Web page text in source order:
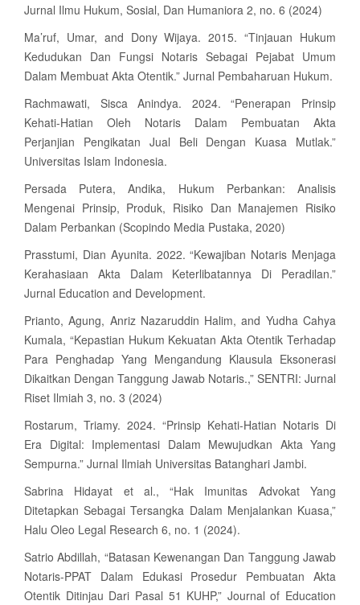
Jurnal Ilmu Hukum, Sosial, Dan Humaniora 2, no. 6 (2024)
Ma’ruf, Umar, and Dony Wijaya. 2015. “Tinjauan Hukum
Kedudukan Dan Fungsi Notaris Sebagai Pejabat Umum
Dalam Membuat Akta Otentik.” Jurnal Pembaharuan Hukum.
Rachmawati, Sisca Anindya. 2024. “Penerapan Prinsip
Kehati-Hatian Oleh Notaris Dalam Pembuatan Akta
Perjanjian Pengikatan Jual Beli Dengan Kuasa Mutlak.”
Universitas Islam Indonesia.
Persada Putera, Andika, Hukum Perbankan: Analisis
Mengenai Prinsip, Produk, Risiko Dan Manajemen Risiko
Dalam Perbankan (Scopindo Media Pustaka, 2020)
Prasstumi, Dian Ayunita. 2022. “Kewajiban Notaris Menjaga
Kerahasiaan Akta Dalam Keterlibatannya Di Peradilan.”
Jurnal Education and Development.
Prianto, Agung, Anriz Nazaruddin Halim, and Yudha Cahya
Kumala, “Kepastian Hukum Kekuatan Akta Otentik Terhadap
Para Penghadap Yang Mengandung Klausula Eksonerasi
Dikaitkan Dengan Tanggung Jawab Notaris.,” SENTRI: Jurnal
Riset Ilmiah 3, no. 3 (2024)
Rostarum, Triamy. 2024. “Prinsip Kehati-Hatian Notaris Di
Era Digital: Implementasi Dalam Mewujudkan Akta Yang
Sempurna.” Jurnal Ilmiah Universitas Batanghari Jambi.
Sabrina Hidayat et al., “Hak Imunitas Advokat Yang
Ditetapkan Sebagai Tersangka Dalam Menjalankan Kuasa,”
Halu Oleo Legal Research 6, no. 1 (2024).
Satrio Abdillah, “Batasan Kewenangan Dan Tanggung Jawab
Notaris-PPAT Dalam Edukasi Prosedur Pembuatan Akta
Otentik Ditinjau Dari Pasal 51 KUHP,” Journal of Education